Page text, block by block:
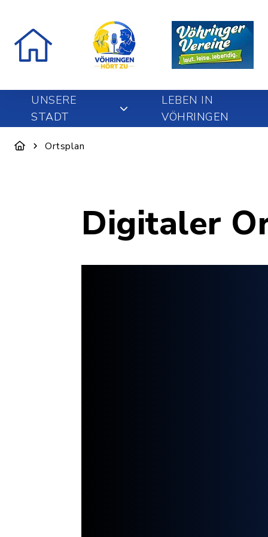
UNSERE
STADT
LEBEN IN
VÖHRINGEN
Ortsplan
Digitaler